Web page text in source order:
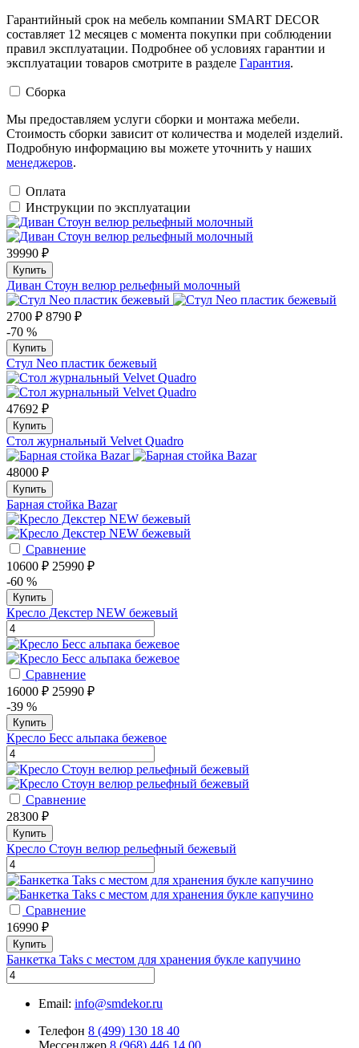
Гарантийный срок на мебель компании SMART DECOR
составляет 12 месяцев с момента покупки при соблюдении
правил эксплуатации. Подробнее об условиях гарантии и
эксплуатации товаров смотрите в разделе Гарантия.
Сборка
Мы предоставляем услуги сборки и монтажа мебели.
Стоимость сборки зависит от количества и моделей изделий.
Подробную информацию вы можете уточнить у наших
менеджеров.
Оплата
Инструкции по эксплуатации
39990 ₽
Купить
Диван Стоун велюр рельефный молочный
2700 ₽ 8790 ₽
-70 %
Купить
Стул Neo пластик бежевый
47692 ₽
Купить
Стол журнальный Velvet Quadro
48000 ₽
Купить
Барная стойка Bazar
Сравнение
10600 ₽ 25990 ₽
-60 %
Купить
Кресло Декстер NEW бежевый
Сравнение
16000 ₽ 25990 ₽
-39 %
Купить
Кресло Бесс альпака бежевое
Сравнение
28300 ₽
Купить
Кресло Стоун велюр рельефный бежевый
Сравнение
16990 ₽
Купить
Банкетка Taks с местом для хранения букле капучино
Email: info@smdekor.ru
Телефон 8 (499) 130 18 40
Мессенджер 8 (968) 446 14 00